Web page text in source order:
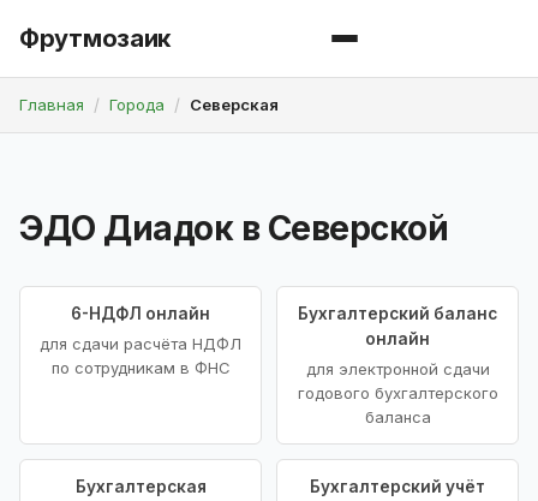
Фрутмозаик
Главная Города Северская
ЭДО Диадок в Северской
6-НДФЛ онлайн
для сдачи расчёта НДФЛ
по сотрудникам в ФНС
Бухгалтерский баланс
онлайн
для электронной сдачи
годового бухгалтерского
баланса
Бухгалтерская
Бухгалтерский учёт